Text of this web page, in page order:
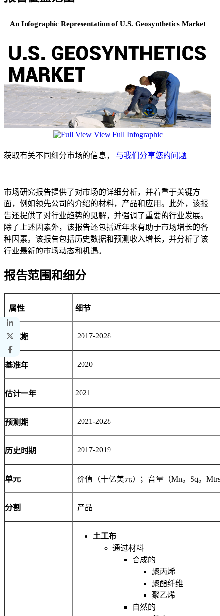
An Infographic Representation of U.S. Geosynthetics Market
View Full Infographic
获取有关不同细分市场的信息， 与我们分享您的问题
市场研究报告提供了对市场的详细分析，并着重于关键方
面，例如领先公司的介绍的材料，产品和应用。此外，该报
告还提供了对行业趋势的见解，并强调了重要的行业发展。
除了上述因素外，该报告还包括近年来有助于市场增长的各
种因素。该报告包括历史数据和预测收入增长，并分析了该
行业最新的市场动态和机遇。
报告范围和细分
属性 细节
研究期 2017-2028
基准年 2020
估计一年 2021
预测期 2021-2028
历史时期 2017-2019
单元 价值（十亿美元）；音量（Mn。Sq。
分割 产品
土工布
通过材料
合成的
聚丙烯
聚酯纤维
聚乙烯
自然的